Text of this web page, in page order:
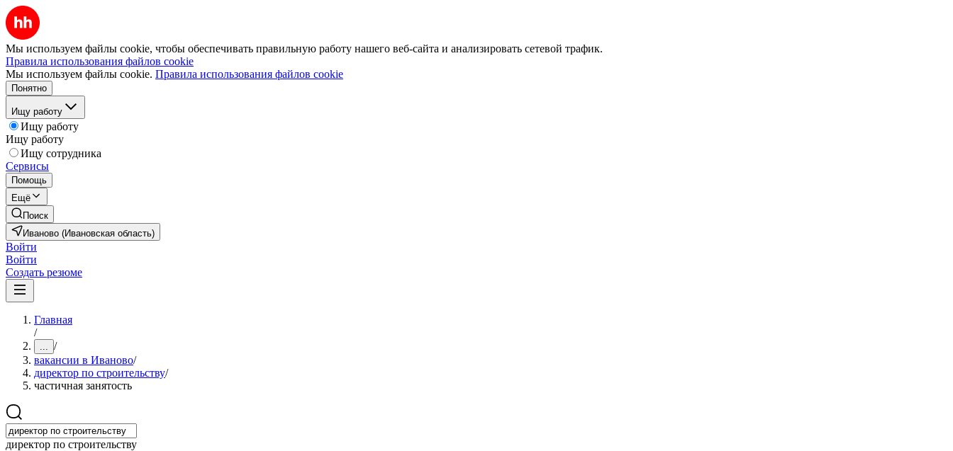
Мы используем файлы cookie, чтобы обеспечивать правильную работу нашего веб-сайта и анализировать сетевой трафик.
Правила использования файлов cookie
Мы используем файлы cookie. Правила использования файлов cookie
Понятно
Ищу работу
Ищу работу
Ищу работу
Ищу сотрудника
Сервисы
Помощь
Ещё
Поиск
Иваново (Ивановская область)
Войти
Войти
Создать резюме
Главная
/
... /
вакансии в Иваново/
директор по строительству/
частичная занятость
директор по строительству